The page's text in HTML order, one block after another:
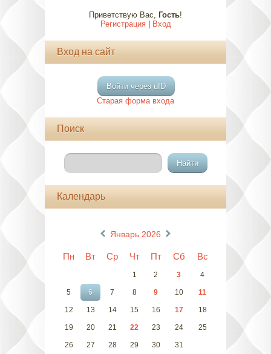
Приветствую Вас, Гость!
Регистрация| Вход
Вход на сайт
Войти через uID
Старая форма входа
Поиск
Календарь
Январь 2026
Пн Вт Ср Чт Пт Сб Вс
1 2 3 4
5 6 7 8 9 10 11
12 13 14 15 16 17 18
19 20 21 22 23 24 25
26 27 28 29 30 31